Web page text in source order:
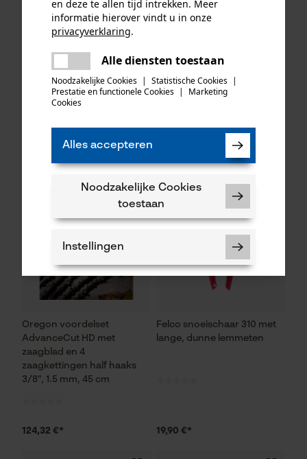
KOX zaagkettingen half
aandrijfschakels, 3 stuks
Oregon ringtandwiel 325, 7
geschikt voor Husqvarna
Oregon voordelset
AdvanceCut HD met
zaagblad en 4
zaagkettingen half haaks
3/8", 1.5 mm, 45 cm
124,32 €*
Felco snoeischaar 310 met
lange, dunne lemmeten
19,90 €*
en deze te allen tijd intrekken. Meer
informatie hierover vindt u in onze
privacyverklaring.
Alle diensten toestaan
Noodzakelijke Cookies | Statistische Cookies |
Prestatie en functionele Cookies |
Marketing
Cookies
Alles accepteren
Noodzakelijke Cookies
toestaan
Instellingen
Noodzakelijke Cookies
Controleer instelling van cookies
Econda Tag Manager
Er is een fout opgetreden. Gelieve
het opnieuw te proberen.
delen
mail